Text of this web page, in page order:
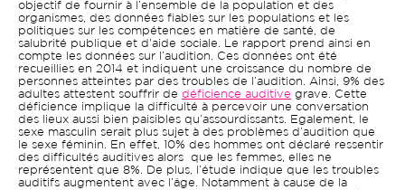
objectif de fournir à l’ensemble de la population et des
organismes, des données fiables sur les populations et les
politiques sur les compétences en matière de santé, de
salubrité publique et d'aide sociale. Le rapport prend ainsi en
compte les données sur l’audition. Ces données ont été
recueillies en 2014 et indiquent une croissance du nombre de
personnes atteintes par des troubles de l’audition. Ainsi, 9% des
adultes attestent souffrir de déficience auditive grave. Cette
déficience implique la difficulté à percevoir une conversation
des lieux aussi bien paisibles qu’assourdissants. Egalement, le
sexe masculin serait plus sujet à des problèmes d’audition que
le sexe féminin. En effet, 10% des hommes ont déclaré ressentir
des difficultés auditives alors que les femmes, elles ne
représentent que 8%. De plus, l’étude indique que les troubles
auditifs augmentent avec l’âge. Notamment à cause de la